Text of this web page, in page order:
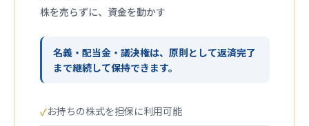
株を売らずに、資金を動かす
名義・配当金・議決権は、原則として返済完了
まで継続して保持できます。
お持ちの株式を担保に利用可能